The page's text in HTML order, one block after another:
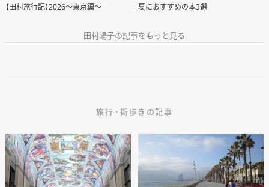
【田村旅行記】2026〜東京編〜 夏におすすめの本3選
田村陽子の記事をもっと見る
旅行・街歩きの記事